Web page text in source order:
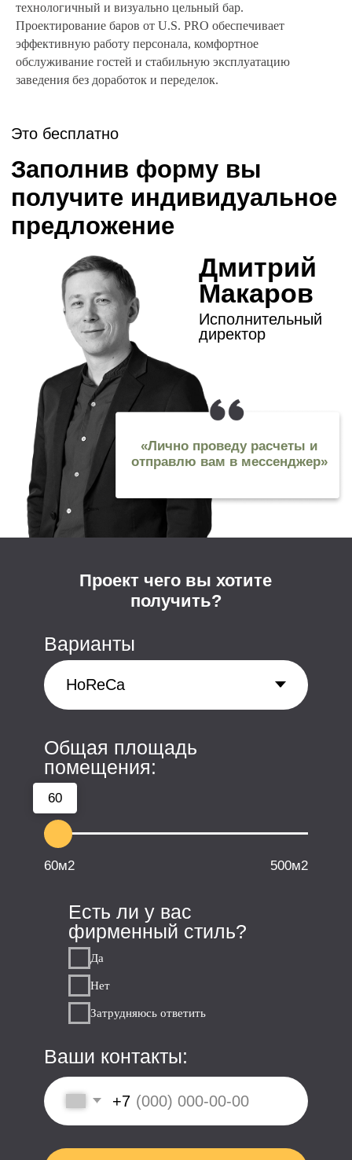
технологичный и визуально цельный бар.
Проектирование баров от U.S. PRO обеспечивает
эффективную работу персонала, комфортное
обслуживание гостей и стабильную эксплуатацию
заведения без доработок и переделок.
Нужен ответ сразу?
Позвоните нам на
телефон и мы всё
обсудим
Звоните, мы сейчас работаем
Ритейл
HoReCa
Офисы
Красота и здоровье
Меню сайта
Портфолио проектов
Назначить встречу
Пример договора
Этапы работы над проектом
О нас
Информация
ПН-ПТ:
+7 (495) 640-77-83
пр. Андропова,
38 к. 3, оф. 211
Уютный офис в 3х
минутах от м.Коломенская